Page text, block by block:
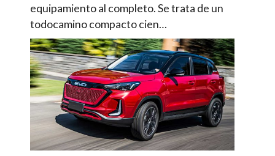
equipamiento al completo. Se trata de un
todocamino compacto cien…